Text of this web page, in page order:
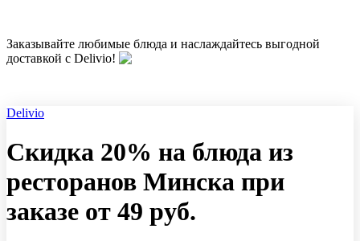
Заказывайте любимые блюда и наслаждайтесь выгодной
доставкой с Delivio!
Delivio
Скидка 20% на блюда из
ресторанов Минска при
заказе от 49 руб.